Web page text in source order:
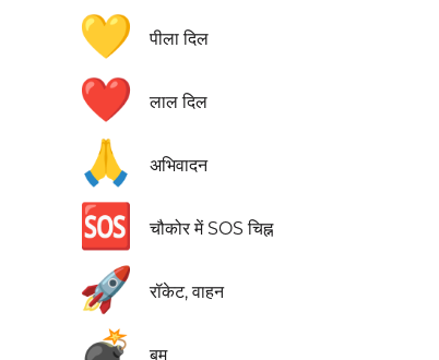
💛 पीला दिल
❤️ लाल दिल
🙏 अभिवादन
🆘 चौकोर में SOS चिह्न
🚀 रॉकेट, वाहन
बम